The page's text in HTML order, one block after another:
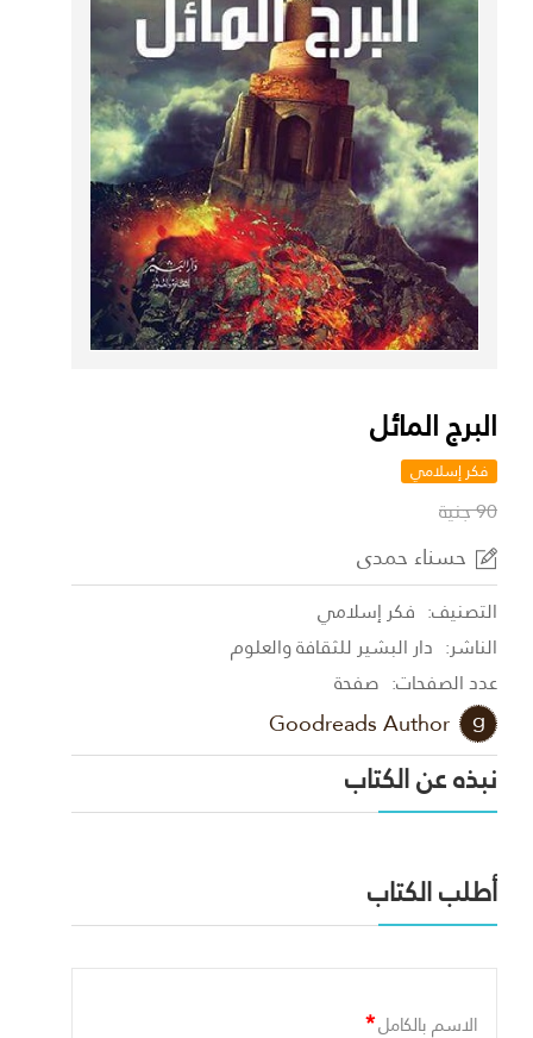
البرج المائل
فكر إسلامي
90 جنية
حسناء حمدى
التصنيف: فكر إسلامي
الناشر: دار البشير للثقافة والعلوم
عدد الصفحات: صفحة
Goodreads Author
نبذه عن الكتاب
أطلب الكتاب
الاسم بالكامل*